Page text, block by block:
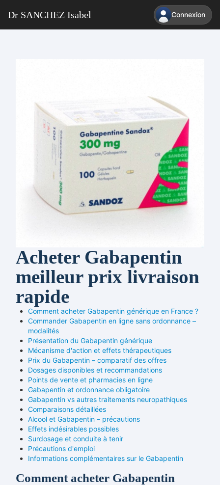
Dr SANCHEZ Isabel Connexion
Acheter Gabapentin
meilleur prix livraison
rapide
Comment acheter Gabapentin générique en France ?
Commander Gabapentin en ligne sans ordonnance –
modalités
Présentation du Gabapentin générique
Mécanisme d'action et effets thérapeutiques
Prix du Gabapentin – comparatif des offres
Dosages disponibles et recommandations
Points de vente et pharmacies en ligne
Gabapentin et ordonnance obligatoire
Gabapentin vs autres traitements neuropathiques
Comparaisons détaillées
Alcool et Gabapentin – précautions
Effets indésirables possibles
Surdosage et conduite à tenir
Précautions d'emploi
Informations complémentaires sur le Gabapentin
Comment acheter Gabapentin